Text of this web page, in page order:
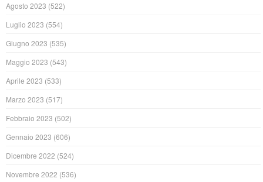
Agosto 2023 (522)
Luglio 2023 (554)
Giugno 2023 (535)
Maggio 2023 (543)
Aprile 2023 (533)
Marzo 2023 (517)
Febbraio 2023 (502)
Gennaio 2023 (606)
Dicembre 2022 (524)
Novembre 2022 (536)